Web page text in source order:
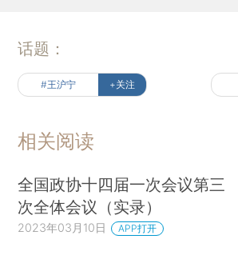
话题：
#王沪宁 +关注
相关阅读
全国政协十四届一次会议第三
次全体会议（实录）
2023年03月10日 APP打开